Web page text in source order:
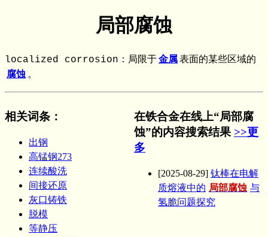
局部腐蚀
localized corrosion：局限于金属表面的某些区域的
腐蚀 。
相关词条 ：
出钢
高锰钢273
连续酸洗
间接还原
灰口铸铁
脱模
等静压
在铁合金在线上“局部腐
蚀”的内容搜索结果 >>更
多
[2025-08-29] 钛棒在电解
质熔液中的 局部腐蚀 与
氢脆问题探究